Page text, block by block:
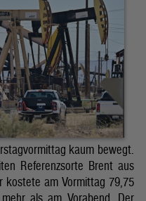
kaum bewegt.
Referenzsorte Brent aus
kostete am Vormittag 79,75